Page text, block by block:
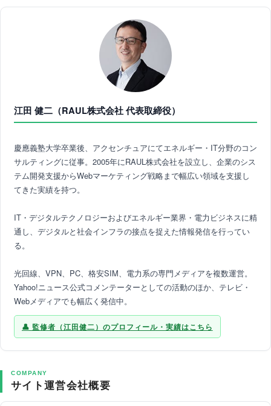
江田 健二（RAUL株式会社 代表取締役）
慶應義塾大学卒業後、アクセンチュアにてエネルギー・IT分野のコン
サルティングに従事。2005年にRAUL株式会社を設立し、企業のシス
テム開発支援からWebマーケティング戦略まで幅広い領域を支援し
てきた実績を持つ。
IT・デジタルテクノロジーおよびエネルギー業界・電力ビジネスに精
通し、デジタルと社会インフラの接点を捉えた情報発信を行ってい
る。
光回線、VPN、PC、格安SIM、電力系の専門メディアを複数運営。
Yahoo!ニュース公式コメンテーターとしての活動のほか、テレビ・
Webメディアでも幅広く発信中。
監修者（江田健二）のプロフィール・実績はこちら
COMPANY
サイト運営会社概要